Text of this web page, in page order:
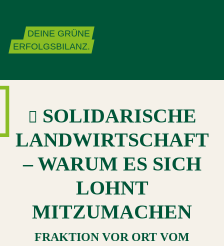
DEINE GRÜNE
ERFOLGSBILANZ.
SOLIDARISCHE
LANDWIRTSCHAFT
– WARUM ES SICH
LOHNT
MITZUMACHEN
FRAKTION VOR ORT VOM